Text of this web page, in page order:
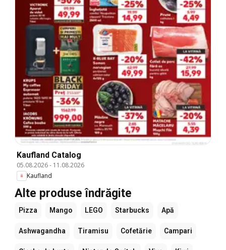
Kaufland Catalog
05.08.2026- 11.08.2026
Kaufland
Alte produse îndrăgite
Pizza Mango LEGO Starbucks Apă
Ashwagandha Tiramisu Cofetărie Campari